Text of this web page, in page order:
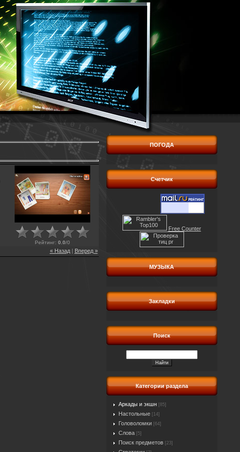
Рейтинг: 0.0/0
« Назад| Вперед »
ПОГОДА
Счетчик
Free Counter
МУЗЫКА
Закладки
Поиск
Категории раздела
Аркады и экшн [85]
Настольные [14]
Головоломки [64]
Слова [5]
Поиск предметов [23]